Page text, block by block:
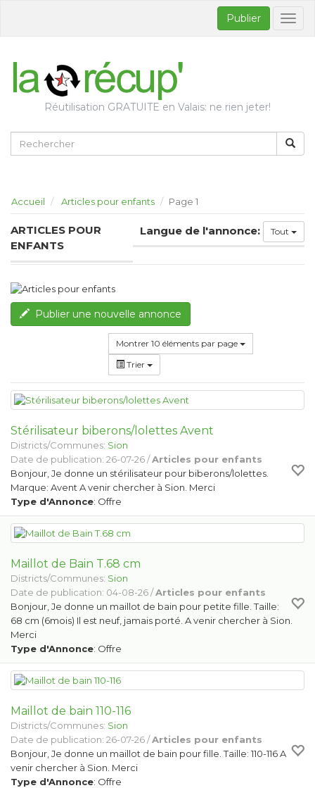
Publier
Réutilisation GRATUITE en Valais: ne rien jeter!
Accueil Articles pour enfants Page 1
ARTICLES POUR
ENFANTS
Langue de l'annonce: Tout
Publier une nouvelle annonce
Montrer 10 éléments par page
Trier
Stérilisateur biberons/lolettes Avent
Districts/Communes: Sion
Date de publication: 26-07-26 /Articles pour enfants
Bonjour, Je donne un stérilisateur pour biberons/lolettes.
Marque: Avent A venir chercher à Sion. Merci
Type d'Annonce: Offre
Maillot de Bain T.68 cm
Districts/Communes: Sion
Date de publication: 04-08-26 /Articles pour enfants
Bonjour, Je donne un maillot de bain pour petite fille. Taille:
68 cm (6mois) Il est neuf, jamais porté. A venir chercher à Sion.
Merci
Type d'Annonce: Offre
Maillot de bain 110-116
Districts/Communes: Sion
Date de publication: 26-07-26 /Articles pour enfants
Bonjour, Je donne un maillot de bain pour fille. Taille: 110-116 A
venir chercher à Sion. Merci
Type d'Annonce: Offre